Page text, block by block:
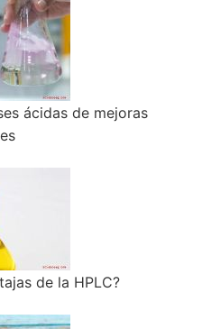
ácidas de mejoras
de la HPLC?